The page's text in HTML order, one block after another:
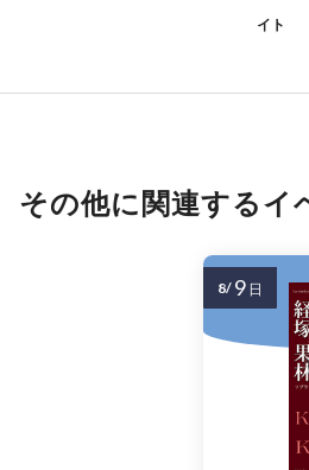
イト
その他に関連するイ
8/ 9 日